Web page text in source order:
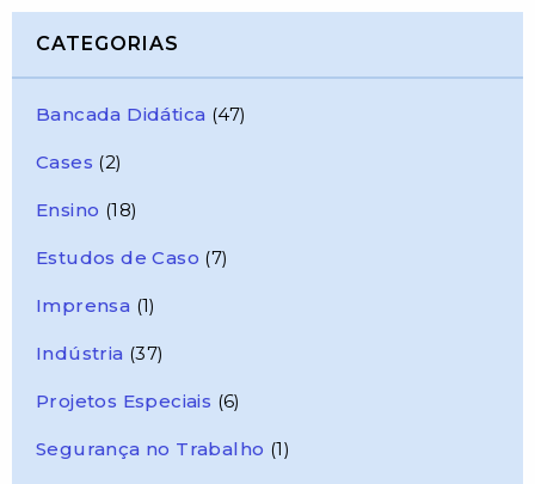
CATEGORIAS
Bancada Didática (47)
Cases (2)
Ensino (18)
Estudos de Caso (7)
Imprensa (1)
Indústria (37)
Projetos Especiais (6)
Segurança no Trabalho (1)